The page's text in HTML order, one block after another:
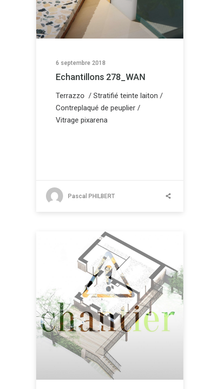
6 septembre 2018
Echantillons 278_WAN
Terrazzo / Stratifié teinte laiton /
Contreplaqué de peuplier /
Vitrage pixarena
Pascal PHILBERT